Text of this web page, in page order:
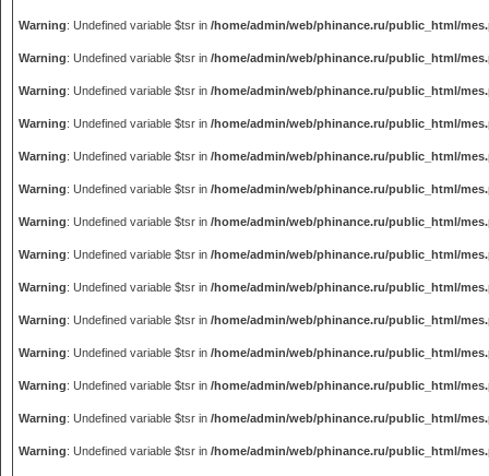
Warning: Undefined variable $tsr in /home/admin/web/phinance.ru/public_html/
Warning: Undefined variable $tsr in /home/admin/web/phinance.ru/public_html/
Warning: Undefined variable $tsr in /home/admin/web/phinance.ru/public_html/
Warning: Undefined variable $tsr in /home/admin/web/phinance.ru/public_html/
Warning: Undefined variable $tsr in /home/admin/web/phinance.ru/public_html/
Warning: Undefined variable $tsr in /home/admin/web/phinance.ru/public_html/
Warning: Undefined variable $tsr in /home/admin/web/phinance.ru/public_html/
Warning: Undefined variable $tsr in /home/admin/web/phinance.ru/public_html/
Warning: Undefined variable $tsr in /home/admin/web/phinance.ru/public_html/
Warning: Undefined variable $tsr in /home/admin/web/phinance.ru/public_html/
Warning: Undefined variable $tsr in /home/admin/web/phinance.ru/public_html/
Warning: Undefined variable $tsr in /home/admin/web/phinance.ru/public_html/
Warning: Undefined variable $tsr in /home/admin/web/phinance.ru/public_html/
Warning: Undefined variable $tsr in /home/admin/web/phinance.ru/public_html/